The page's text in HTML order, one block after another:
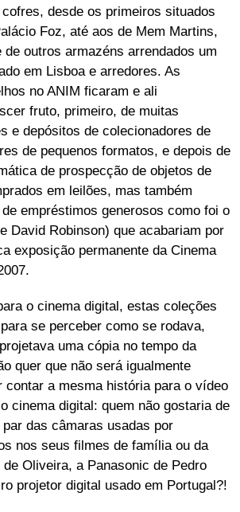
desde os primeiros situados
Foz, até aos de Mem Martins,
de outros armazéns arrendados um
em Lisboa e arredores. As
no ANIM ficaram e ali
fruto, primeiro, de muitas
e depósitos de colecionadores de
de pequenos formatos, e depois de
de prospecção de objetos de
em leilões, mas também
empréstimos generosos como foi o
David Robinson) que acabariam por
exposição permanente da Cinema
o cinema digital, estas coleções
se perceber como se rodava,
uma cópia no tempo da
quer que não será igualmente
contar a mesma história para o vídeo
cinema digital: quem não gostaria de
das câmaras usadas por
nos seus filmes de família ou da
Oliveira, a Panasonic de Pedro
projetor digital usado em Portugal?!